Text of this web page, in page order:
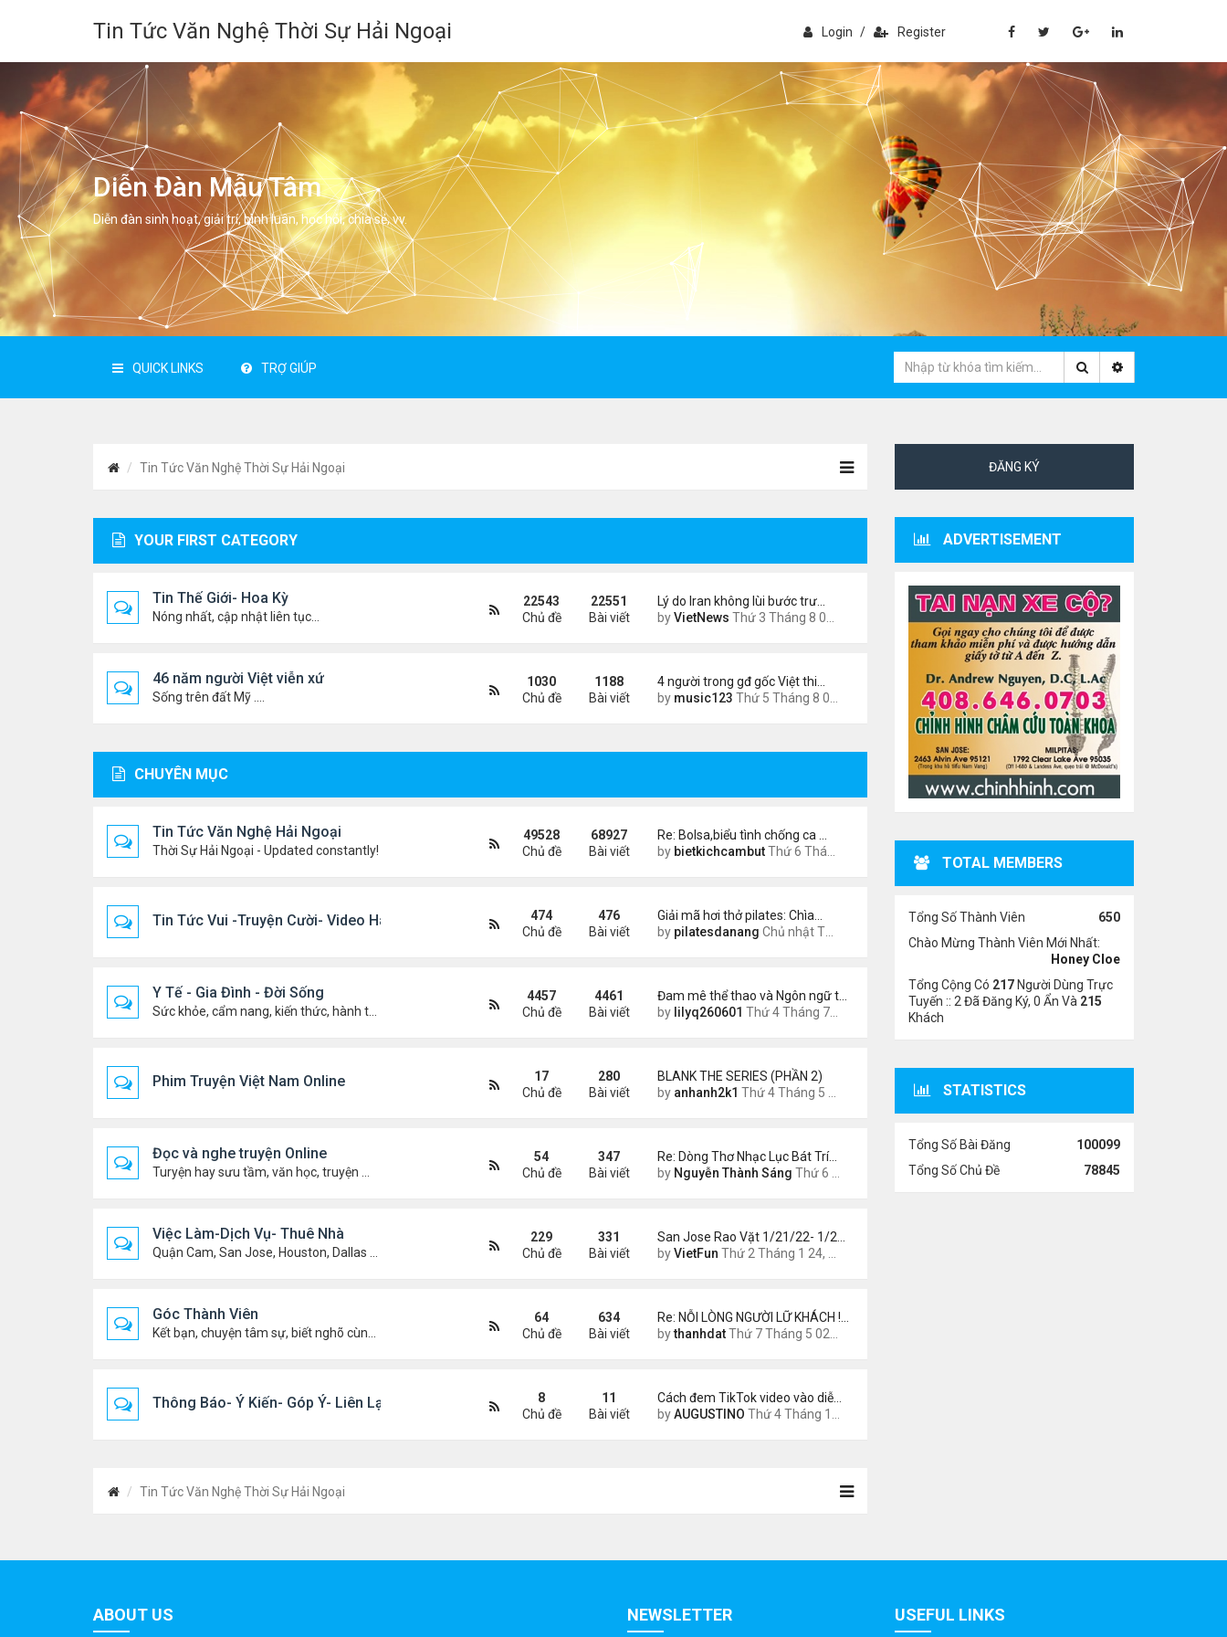
Tin Tức Văn Nghệ Thời Sự Hải Ngoại Login / Register
Diễn Đàn Mẫu Tâm
Diễn đàn sinh hoạt, giải trí, bình luân, học hỏi, chia sẻ, vv.
QUICK LINKS TRỢ GIÚP
Tin Tức Văn Nghệ Thời Sự Hải Ngoại
YOUR FIRST CATEGORY
Tin Thế Giới- Hoa Kỳ
Nóng nhất, cập nhật liên tục...
Lý do Iran không lùi bước trư…
byVietNews Thứ 3 Tháng 8 04, 2026 4:32 pm
22543
Chủ đề
22551
Bài viết
46 năm người Việt viễn xứ
Sống trên đất Mỹ ....
4 người trong gđ gốc Việt thi…
by music123 Thứ 5 Tháng 8 06, 2026 4:06 pm
1030
Chủ đề
1188
Bài viết
CHUYÊN MỤC
Tin Tức Văn Nghệ Hải Ngoại
Thời Sự Hải Ngoại - Updated constantly!
Re: Bolsa,biểu tình chống ca …
by bietkichcambutThứ 6 Tháng 8 07, 2026 8:13 pm
49528
Chủ đề
68927
Bài viết
Tin Tức Vui -Truyện Cười- Video Hài
Giải mã hơi thở pilates: Chìa…
by pilatesdanang Chủ nhật Tháng 7 27, 2025 12:57 pm
474
Chủ đề
476
Bài viết
Y Tế - Gia Đình - Đời Sống
Đam mê thể thao và Ngôn ngữ t…
by lilyq260601 Thứ 4 Tháng 7 22, 2026 7:13 pm
4457
Chủ đề
4461
Bài viết
Phim Truyện Việt Nam Online
BLANK THE SERIES (PHẦN 2)
by anhanh2k1 Thứ 4 Tháng 5 29, 2024 3:16 am
17
Chủ đề
280
Bài viết
Đọc và nghe truyện Online
Re: Dòng Thơ Nhạc Lục Bát Trí…
by Nguyễn Thành Sáng Thứ 6 Tháng 8 07, 2026 8:49 pm
54
Chủ đề
347
Bài viết
Việc Làm-Dịch Vụ- Thuê Nhà
San Jose Rao Vặt 1/21/22- 1/2…
byVietFun Thứ 2 Tháng 1 24, 2022 10:25 pm
229
Chủ đề
331
Bài viết
Góc Thành Viên
Re: NỖI LÒNG NGƯỜI LỮ KHÁCH !…
bythanhdatThứ 7 Tháng 5 02, 2026 8:40 am
64
Chủ đề
634
Bài viết
Thông Báo- Ý Kiến- Góp Ý- Liên Lạc
Cách đem TikTok video vào diễ…
byAUGUSTINO Thứ 4 Tháng 11 11, 2020 11:44 am
8
Chủ đề
11
Bài viết
Tin Tức Văn Nghệ Thời Sự Hải Ngoại
ĐĂNG KÝ
ADVERTISEMENT
TOTAL MEMBERS
Tổng Số Thành Viên
650
Chào Mừng Thành Viên Mới Nhất:
Honey Cloe
Tổng Cộng Có 217Người Dùng Trực
Tuyến :: 2 Đã Đăng Ký, 0 Ẩn Và 215
Khách
STATISTICS
Tổng Số Bài Đăng
100099
Tổng Số Chủ Đề
78845
ABOUT US NEWSLETTER USEFUL LINKS